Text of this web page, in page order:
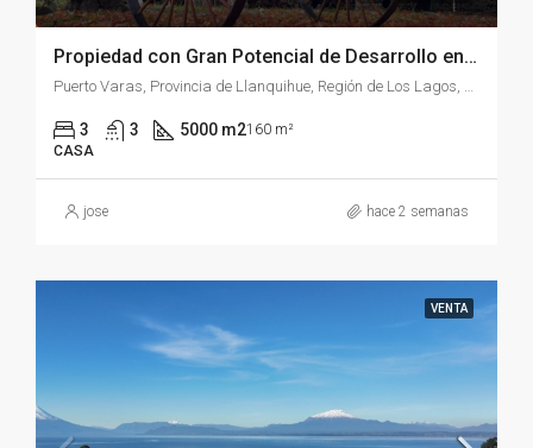
Propiedad con Gran Potencial de Desarrollo en Avenida Gramado, Puerto Varas
3 3 5000 m2160 m²
CASA
jose hace 2 semanas
VENTA